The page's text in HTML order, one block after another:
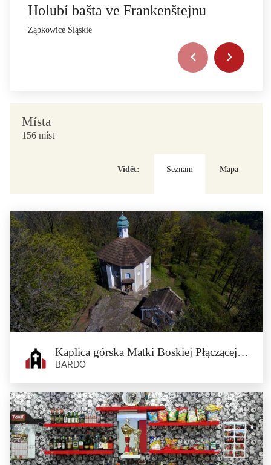
Holubí bašta ve Frankenštejnu
Ząbkowice Śląskie
Místa
156 míst
Vidět: Seznam Mapa
Kaplica górska Matki Boskiej Płączącej w Bardzie
BARDO
Kaplica górska Matki Boskiej
Płączącej w Bardzie
Bardo